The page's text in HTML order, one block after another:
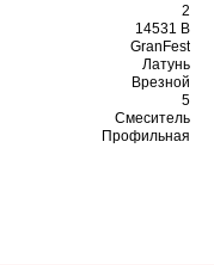
2
14531 B
GranFest
Латунь
Врезной
5
Смеситель
Профильная